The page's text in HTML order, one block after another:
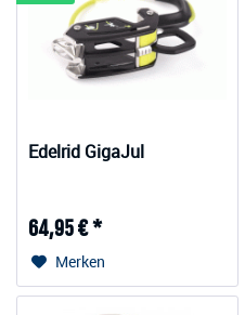
Edelrid GigaJul
64,95 € *
Merken